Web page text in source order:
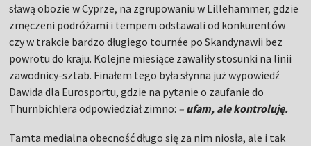
sławą obozie w Cyprze, na zgrupowaniu w Lillehammer, gdzie
zmęczeni podróżami i tempem odstawali od konkurentów
czy w trakcie bardzo długiego tournée po Skandynawii bez
powrotu do kraju. Kolejne miesiące zawaliły stosunki na linii
zawodnicy-sztab. Finałem tego była słynna już wypowiedź
Dawida dla Eurosportu, gdzie na pytanie o zaufanie do
Thurnbichlera odpowiedział zimno: – ufam, ale kontroluję.
Tamta medialna obecność długo się za nim niosła, ale i tak